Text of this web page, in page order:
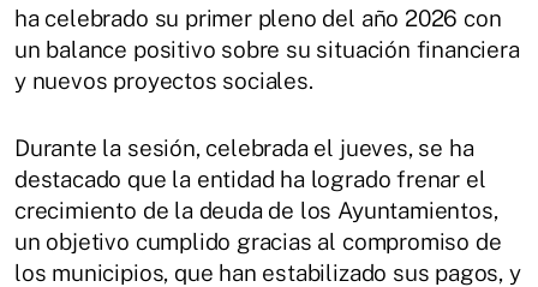
ha celebrado su primer pleno del año 2026 con
un balance positivo sobre su situación financiera
y nuevos proyectos sociales.
Durante la sesión, celebrada el jueves, se ha
destacado que la entidad ha logrado frenar el
crecimiento de la deuda de los Ayuntamientos,
un objetivo cumplido gracias al compromiso de
los municipios, que han estabilizado sus pagos, y